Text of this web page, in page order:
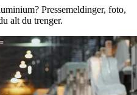
Pressemeldinger, foto,
alt du trenger.